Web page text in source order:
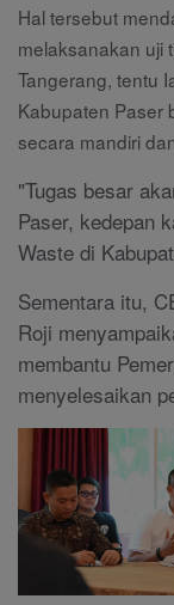
Hal tersebut
melaksanakan uji
Tangerang, tentu
Kabupaten Paser
secara mandiri
"Tugas besar
Paser, kedepan
Waste di
Sementara itu,
Roji
membantu
menyelesaikan